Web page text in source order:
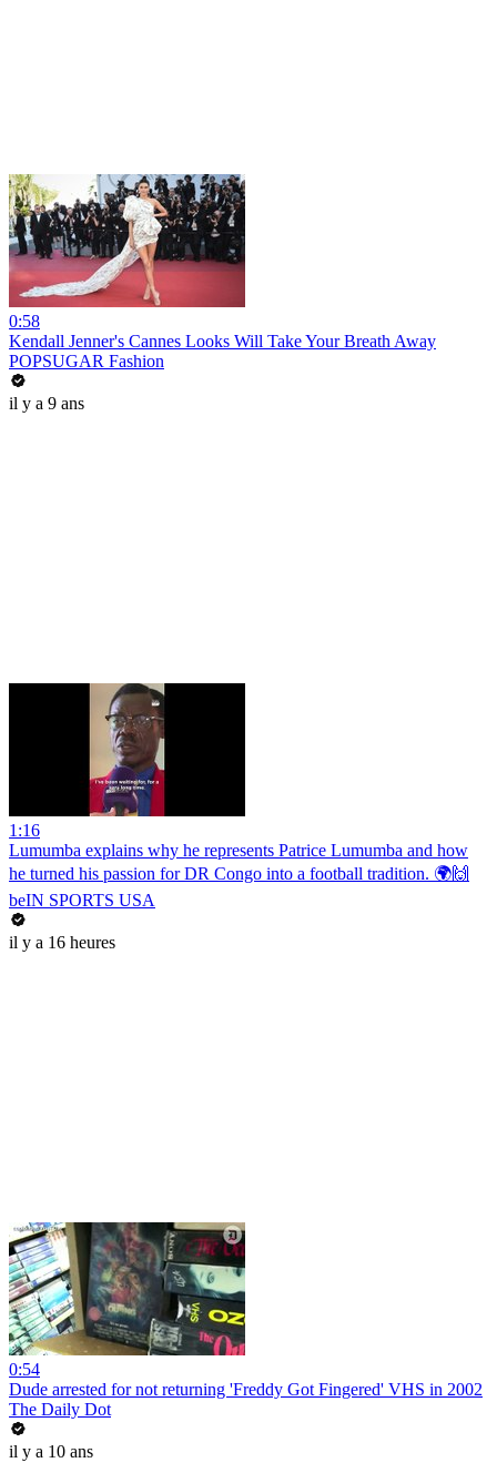
0:58
Kendall Jenner's Cannes Looks Will Take Your Breath Away
POPSUGAR Fashion
il y a 9 ans
1:16
Lumumba explains why he represents Patrice Lumumba and how
he turned his passion for DR Congo into a football tradition. 🌍🙌
beIN SPORTS USA
il y a 16 heures
0:54
Dude arrested for not returning 'Freddy Got Fingered' VHS in 2002
The Daily Dot
il y a 10 ans